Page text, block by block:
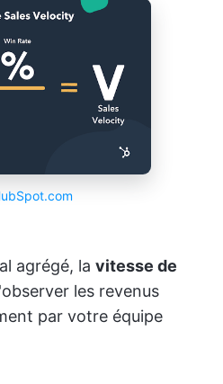
agrégé, la vitesse de
les revenus
par votre équipe